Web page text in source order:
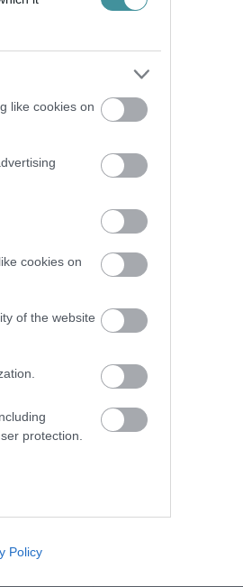
like cookies on
cookies on
of the website
protection.
Policy